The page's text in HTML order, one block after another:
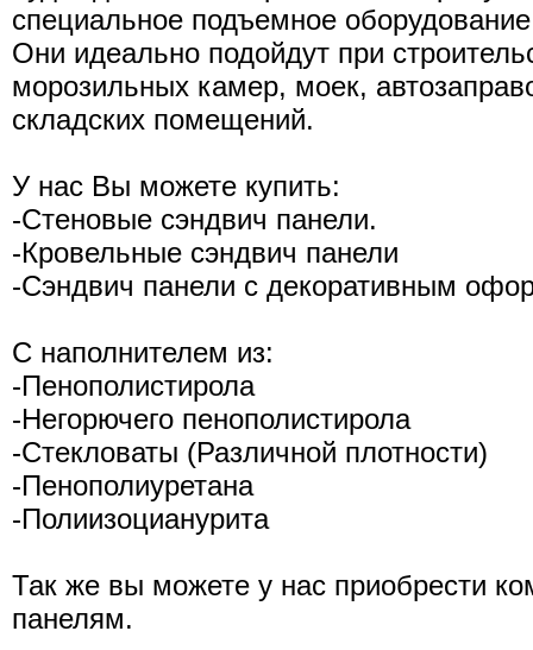
специальное подъемное
Они идеально подойдут при
морозильных камер, моек,
складских помещений.
У нас Вы можете купить:
-Стеновые сэндвич панели.
-Кровельные сэндвич панели
-Сэндвич панели с декоративным
С наполнителем из:
-Пенополистирола
-Негорючего пенополистирола
-Стекловаты (Различной плотности)
-Пенополиуретана
-Полиизоцианурита
Так же вы можете у нас приобрести
панелям.